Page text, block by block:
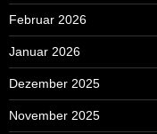
Februar 2026
Januar 2026
Dezember 2025
November 2025